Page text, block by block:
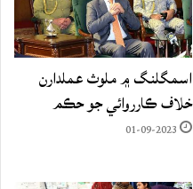
اسمگلنگ ۾ ملوث عملدارن
خلاف ڪارروائي جو حڪم
01-09-2023